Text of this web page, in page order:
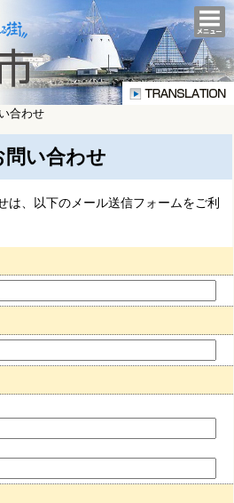
合わせ
問い合わせ
は、以下のメール送信フォームをご利